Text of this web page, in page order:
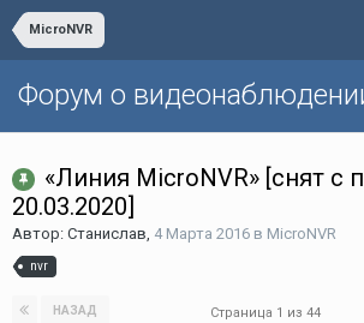
MicroNVR
Форум о
«Линия MicroNVR» [снят с
20.03.2020]
Автор: Станислав, 4 Марта 2016 в MicroNVR
nvr
НАЗАД Страница 1 из 44